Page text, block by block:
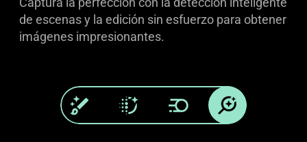
Captura la perfección con la detección inteligente
de escenas y la edición sin esfuerzo para obtener
imágenes impresionantes.